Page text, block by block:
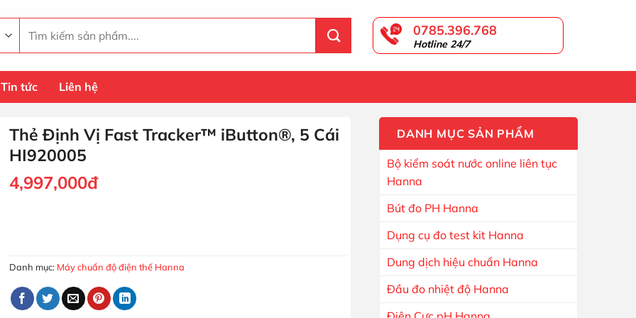
kiếm:
0785.396.768
Hotline 24/7
Tin tức Liên hệ
DANH MỤC SẢN PHẨM
Bộ kiểm soát nước online liên tục
Hanna
Bút đo PH Hanna
Dụng cụ đo test kit Hanna
Dung dịch hiệu chuẩn Hanna
Đầu đo nhiệt độ Hanna
Thẻ Định Vị Fast Tracker™ iButton®, 5 Cái
HI920005
4,997,000đ
Danh mục: Máy chuẩn độ điện thế Hanna